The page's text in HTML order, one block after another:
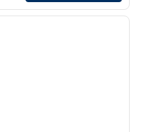
1/12